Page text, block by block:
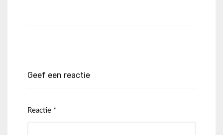
Geef een reactie
Reactie *